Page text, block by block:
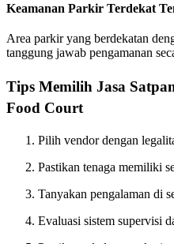
Keamanan Parkir Terdekat
Area parkir yang berdekatan
tanggung jawab pengamanan
Tips Memilih Jasa
Food Court
Pilih vendor dengan
Pastikan tenaga memiliki
Tanyakan pengalaman di
Evaluasi sistem supervisi